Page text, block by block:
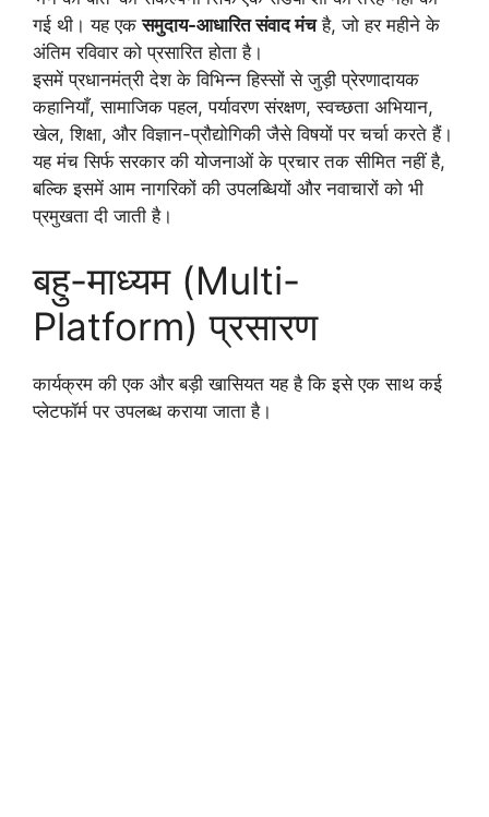
गई थी। यह एकसमुदाय-आधारित संवाद मंचहै, जो हर महीने के
अंतिम रविवार को प्रसारित होता है।
इसमें प्रधानमंत्री देश के विभिन्न हिस्सों से जुड़ी प्रेरणादायक
कहानियाँ, सामाजिक पहल, पर्यावरण संरक्षण, स्वच्छता अभियान,
खेल, शिक्षा, और विज्ञान-प्रौद्योगिकी जैसे विषयों पर चर्चा करते हैं।
यह मंच सिर्फ सरकार की योजनाओं के प्रचार तक सीमित नहीं है,
बल्कि इसमें आम नागरिकों की उपलब्धियों और नवाचारों को भी
प्रमुखता दी जाती है।
बहु-माध्यम (Multi-
Platform) प्रसारण
कार्यक्रम की एक और बड़ी खासियत यह है कि इसे एक साथ कई
प्लेटफॉर्म पर उपलब्ध कराया जाता है।